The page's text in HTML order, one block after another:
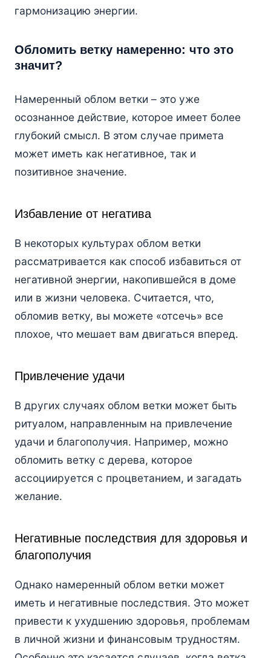
гармонизацию энергии.
Обломить ветку намеренно: что это
значит?
Намеренный облом ветки – это уже
осознанное действие, которое имеет более
глубокий смысл. В этом случае примета
может иметь как негативное, так и
позитивное значение.
Избавление от негатива
В некоторых культурах облом ветки
рассматривается как способ избавиться от
негативной энергии, накопившейся в доме
или в жизни человека. Считается, что,
обломив ветку, вы можете «отсечь» все
плохое, что мешает вам двигаться вперед.
Привлечение удачи
В других случаях облом ветки может быть
ритуалом, направленным на привлечение
удачи и благополучия. Например, можно
обломить ветку с дерева, которое
ассоциируется с процветанием, и загадать
желание.
Негативные последствия для здоровья и
благополучия
Однако намеренный облом ветки может
иметь и негативные последствия. Это может
привести к ухудшению здоровья, проблемам
в личной жизни и финансовым трудностям.